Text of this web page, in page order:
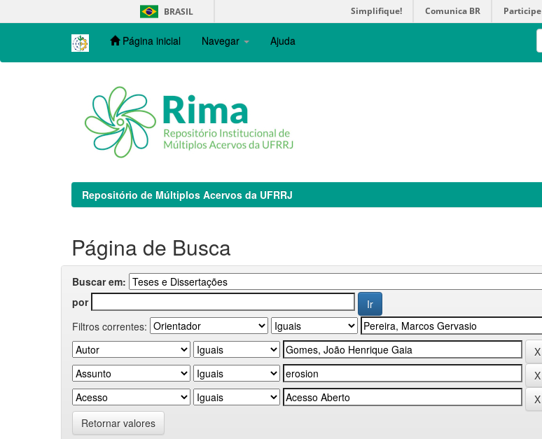
navigation
BRASIL Simplifique! Comunica BR Participe
Página inicial Navegar Ajuda
Repositório de Múltiplos Acervos da UFRRJ
Página de Busca
Buscar em:
por
Filtros correntes:
Retornar valores